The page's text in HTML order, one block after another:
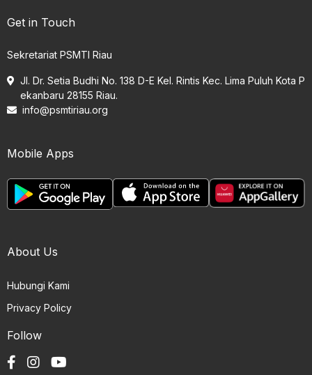
Get in Touch
Sekretariat PSMTI Riau
Jl. Dr. Setia Budhi No. 138 D-E Kel. Rintis Kec. Lima Puluh Kota P
ekanbaru 28155 Riau.
info@psmtiriau.org
Mobile Apps
About Us
Hubungi Kami
Privacy Policy
Follow